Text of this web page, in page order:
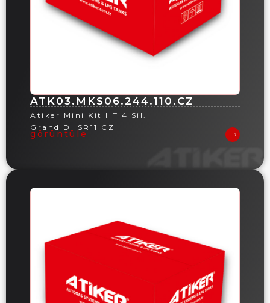
ATK03.MKS06.244.110.CZ
Atiker Mini Kit HT 4 Sil.
Grand DI SR11 CZ
görüntüle